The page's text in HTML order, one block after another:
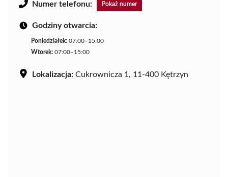
Numer telefonu: Pokaż numer
Godziny otwarcia:
Poniedziałek: 07:00–15:00
Wtorek: 07:00–15:00
Lokalizacja: Cukrownicza 1, 11-400 Kętrzyn